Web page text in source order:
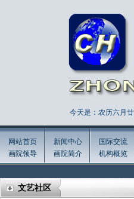
今天是：农历六月
网站首页
画院领导
新闻中心
画院简介
国际交流
机构概览
文艺社区